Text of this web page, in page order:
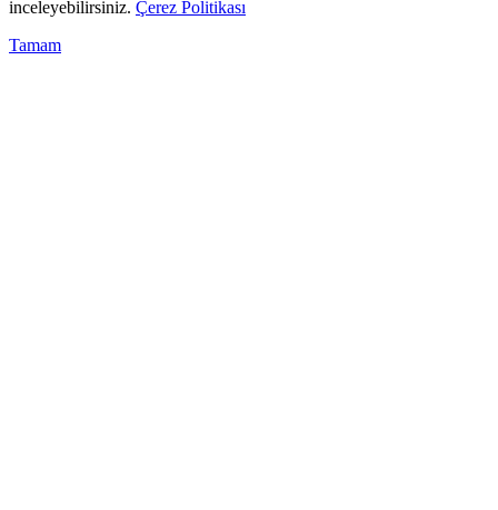
inceleyebilirsiniz. Çerez Politikası
Tamam